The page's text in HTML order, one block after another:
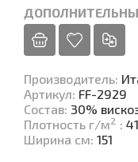
Производитель:
Артикул: FF-2929
Состав: 30%
Плотность г/м2 :
Ширина см: 151